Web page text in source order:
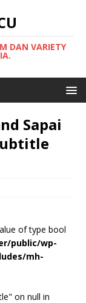
DAN VARIETY
Sapai
of type bool
public/wp-
mh-
on null in